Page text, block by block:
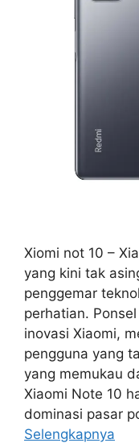
Xiomi not 10 –
yang kini tak
penggemar
perhatian.
inovasi Xiaomi,
pengguna yang
yang memukau
Xiaomi Note 10
dominasi pasar
Selengkapnya